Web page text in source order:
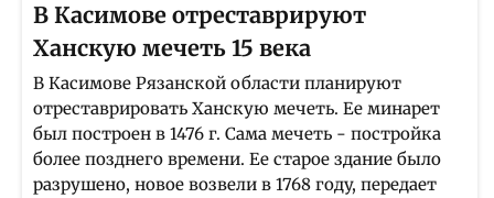
В Касимове отреставрируют
Ханскую мечеть 15 века
В Касимове Рязанской области планируют
отреставрировать Ханскую мечеть. Ее минарет
был построен в 1476 г. Сама мечеть - постройка
более позднего времени. Ее старое здание было
разрушено, новое возвели в 1768 году, передает